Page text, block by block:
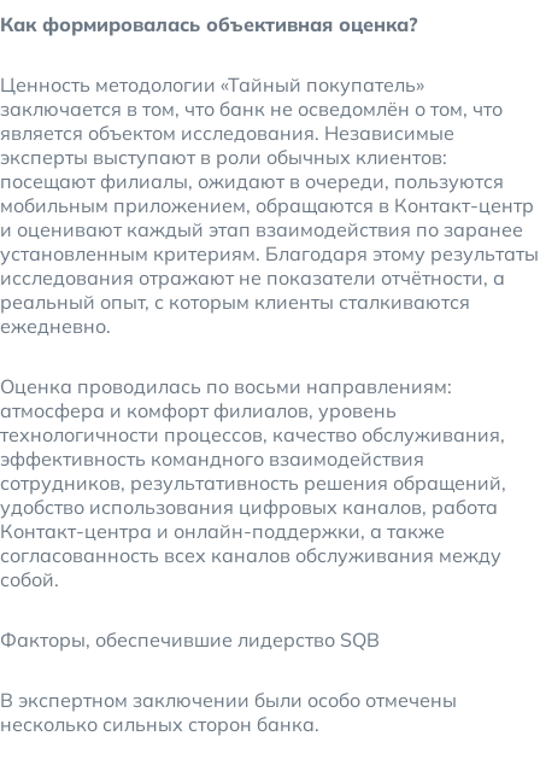
Как формировалась объективная оценка?
Ценность методологии «Тайный покупатель»
заключается в том, что банк не осведомлён о том, что
является объектом исследования. Независимые
эксперты выступают в роли обычных клиентов:
посещают филиалы, ожидают в очереди, пользуются
мобильным приложением, обращаются в Контакт-центр
и оценивают каждый этап взаимодействия по заранее
установленным критериям. Благодаря этому результаты
исследования отражают не показатели отчётности, а
реальный опыт, с которым клиенты сталкиваются
ежедневно.
Оценка проводилась по восьми направлениям:
атмосфера и комфорт филиалов, уровень
технологичности процессов, качество обслуживания,
эффективность командного взаимодействия
сотрудников, результативность решения обращений,
удобство использования цифровых каналов, работа
Контакт-центра и онлайн-поддержки, а также
согласованность всех каналов обслуживания между
собой.
Факторы, обеспечившие лидерство SQB
В экспертном заключении были особо отмечены
несколько сильных сторон банка.